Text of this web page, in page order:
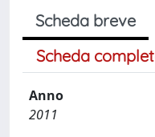
Scheda breve
Scheda
Anno
2011